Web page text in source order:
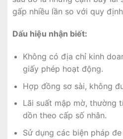
gấp nhiều lần so với quy
Dấu hiệu nhận biết:
Không có địa chỉ kinh
giấy phép hoạt động.
Hợp đồng sơ sài, không
Lãi suất mập mờ, thường
dồn theo cấp số nhân.
Sử dụng các biện pháp